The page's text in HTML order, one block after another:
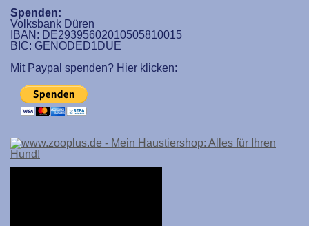
Spenden:
Volksbank Düren
IBAN: DE29395602010505810015
BIC: GENODED1DUE
Mit Paypal spenden? Hier klicken: